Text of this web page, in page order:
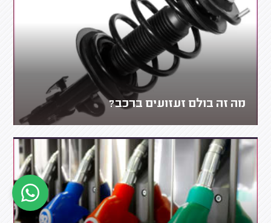
מה זה בולם זעזועים ברכב?